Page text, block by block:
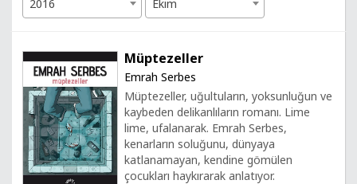
2016 Ekim
Müptezeller
Emrah Serbes
Müptezeller, uğultuların, yoksunluğun ve
kaybeden delikanlıların romanı. Lime
lime, ufalanarak. Emrah Serbes,
kenarların soluğunu, dünyaya
katlanamayan, kendine gömülen
çocukları haykırarak anlatıyor.